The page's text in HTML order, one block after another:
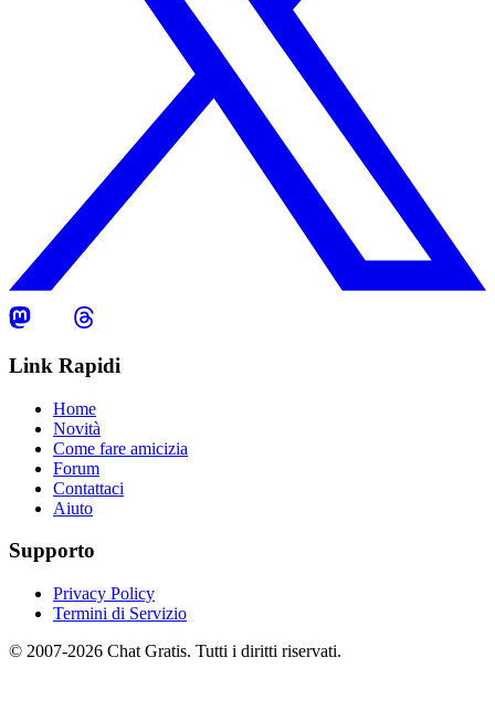
Link Rapidi
Home
Novità
Come fare amicizia
Forum
Contattaci
Aiuto
Supporto
Privacy Policy
Termini di Servizio
© 2007-2026 Chat Gratis. Tutti i diritti riservati.